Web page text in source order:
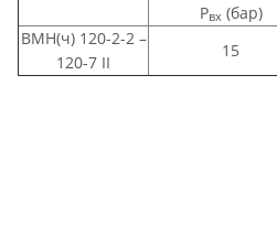
Рвх (бар)
ВМН(ч) 120-2-2 –
120-7 II
15